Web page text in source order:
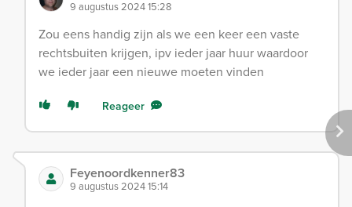
9 augustus 2024 15:28
Zou eens handig zijn als we een keer een vaste
rechtsbuiten krijgen, ipv ieder jaar huur waardoor
we ieder jaar een nieuwe moeten vinden
Reageer
Feyenoordkenner83
9 augustus 2024 15:14